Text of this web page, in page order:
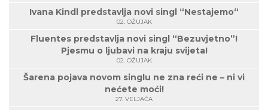
Ivana Kindl predstavlja novi singl “Nestajemo“
02. OŽUJAK
Fluentes predstavlja novi singl “Bezuvjetno”!
Pjesmu o ljubavi na kraju svijeta!
02. OŽUJAK
Šarena pojava novom singlu ne zna reći ne – ni vi
nećete moći!
27. VELJAČA